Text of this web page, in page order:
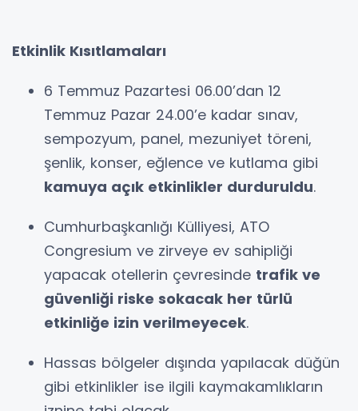
Etkinlik Kısıtlamaları
6 Temmuz Pazartesi 06.00’dan 12
Temmuz Pazar 24.00’e kadar sınav,
sempozyum, panel, mezuniyet töreni,
şenlik, konser, eğlence ve kutlama gibi
kamuya açık etkinlikler durduruldu.
Cumhurbaşkanlığı Külliyesi, ATO
Congresium ve zirveye ev sahipliği
yapacak otellerin çevresinde trafik ve
güvenliği riske sokacak her türlü
etkinliğe izin verilmeyecek.
Hassas bölgeler dışında yapılacak düğün
gibi etkinlikler ise ilgili kaymakamlıkların